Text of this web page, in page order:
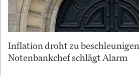
Inflation droht zu
Notenbankchef schlägt Alarm